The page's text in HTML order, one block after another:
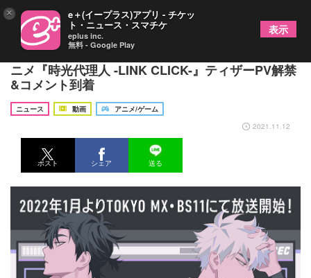
豊永利行、櫻井孝宏、古賀葵が日本語吹替 TVア
ニメ『時光代理人 -LINK CLICK-』ティザーPV解禁
&コメント到着
ニュース 動画
アニメ/ゲーム
2021.11.12
ポスト シェア 送る
× e＋(イープラス)アプリ - チケッ
ト・ニュース・スマチケ
eplus inc.
無料 - Google Play
表示